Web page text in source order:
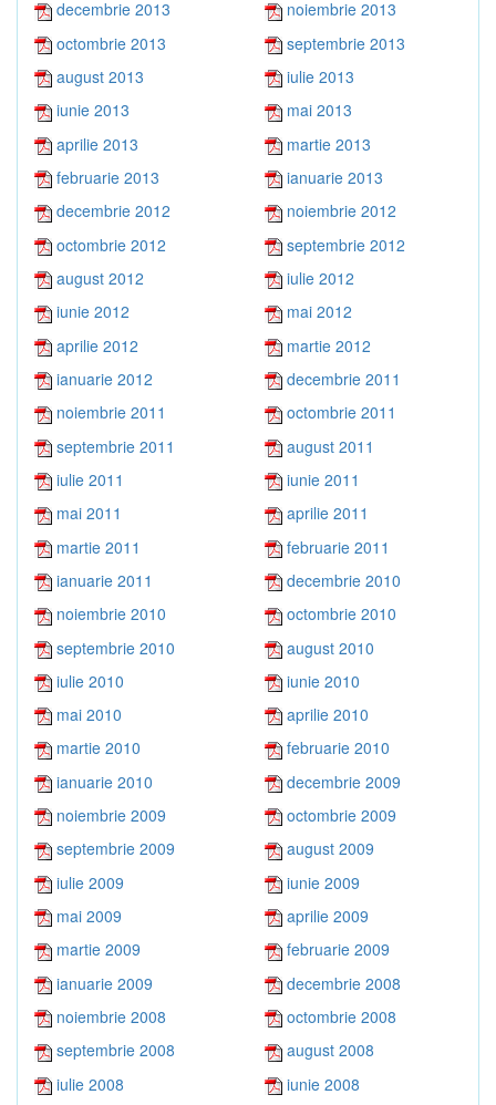
decembrie 2013
noiembrie 2013
octombrie 2013
septembrie 2013
august 2013
iulie 2013
iunie 2013
mai 2013
aprilie 2013
martie 2013
februarie 2013
ianuarie 2013
decembrie 2012
noiembrie 2012
octombrie 2012
septembrie 2012
august 2012
iulie 2012
iunie 2012
mai 2012
aprilie 2012
martie 2012
ianuarie 2012
decembrie 2011
noiembrie 2011
octombrie 2011
septembrie 2011
august 2011
iulie 2011
iunie 2011
mai 2011
aprilie 2011
martie 2011
februarie 2011
ianuarie 2011
decembrie 2010
noiembrie 2010
octombrie 2010
septembrie 2010
august 2010
iulie 2010
iunie 2010
mai 2010
aprilie 2010
martie 2010
februarie 2010
ianuarie 2010
decembrie 2009
noiembrie 2009
octombrie 2009
septembrie 2009
august 2009
iulie 2009
iunie 2009
mai 2009
aprilie 2009
martie 2009
februarie 2009
ianuarie 2009
decembrie 2008
noiembrie 2008
octombrie 2008
septembrie 2008
august 2008
iulie 2008
iunie 2008